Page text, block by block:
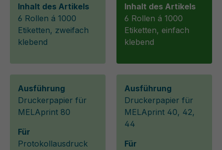
Inhalt des Artikels
6 Rollen á 1000
Etiketten, zweifach
klebend
Inhalt des Artikels
6 Rollen á 1000
Etiketten, einfach
klebend
Ausführung
Druckerpapier für
MELAprint 80
Für
Protokollausdruck
Ausführung
Druckerpapier für
MELAprint 40, 42,
44
Für